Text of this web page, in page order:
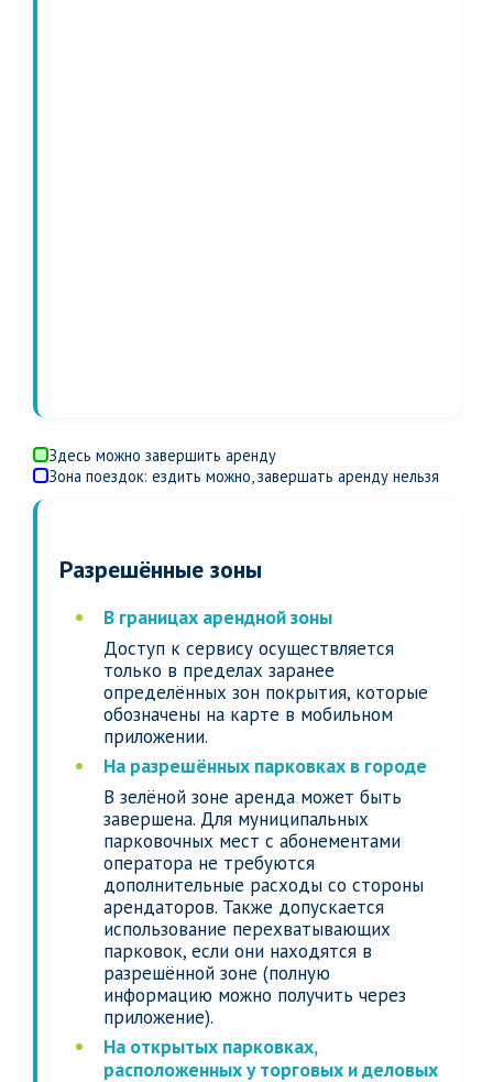
Здесь можно завершить аренду
Зона поездок: ездить можно, завершать аренду нельзя
Разрешённые зоны
В границах арендной зоны
Доступ к сервису осуществляется
только в пределах заранее
определённых зон покрытия, которые
обозначены на карте в мобильном
приложении.
На разрешённых парковках в городе
В зелёной зоне аренда может быть
завершена. Для муниципальных
парковочных мест с абонементами
оператора не требуются
дополнительные расходы со стороны
арендаторов. Также допускается
использование перехватывающих
парковок, если они находятся в
разрешённой зоне (полную
информацию можно получить через
приложение).
На открытых парковках,
расположенных у торговых и деловых